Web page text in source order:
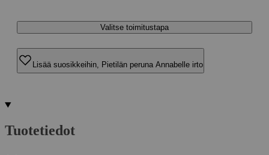
Valitse toimitustapa
Lisää suosikkeihin, Pietilän peruna Annabelle irto
Tuotetiedot